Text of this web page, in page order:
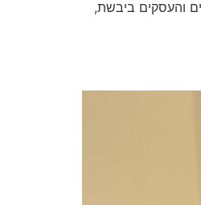
והעסקים ביבשת,